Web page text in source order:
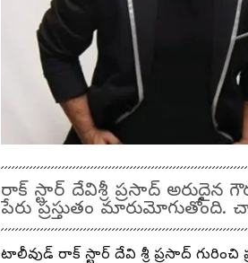
రాక్ స్టార్ దేవిశ్రీ ప్రసాద్
పేరు ప్రస్తుతం
టాలీవుడ్ రాక్ స్టార్ దేవి శ్రీ ప్రసాద్